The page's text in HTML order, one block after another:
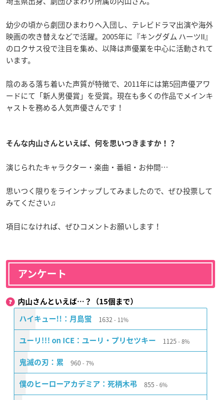
幼少の頃から劇団ひまわりへ入団し、テレビドラマ出演や海外
映画の吹き替えなどで活躍。2005年に『キングダム ハーツII』
のロクサス役で注目を集め、以降は声優業を中心に活動されて
います。
陰のある落ち着いた声質が特徴で、2011年には第5回声優アワ
ードにて「新人男優賞」を受賞。現在も多くの作品でメインキ
ャストを務める人気声優さんです！
そんな内山さんといえば、何を思いつきますか！？
演じられたキャラクター・楽曲・番組・お仲間…
思いつく限りをラインナップしてみましたので、ぜひ投票して
みてください♫
項目になければ、ぜひコメントお願いします！
アンケート
内山さんといえば…？（15個まで）
ハイキュー!!：月島蛍 1632 11%
ユーリ!!! on ICE：ユーリ・プリセツキー 1125 8%
鬼滅の刃：累 960 7%
僕のヒーローアカデミア：死柄木弔 855 6%